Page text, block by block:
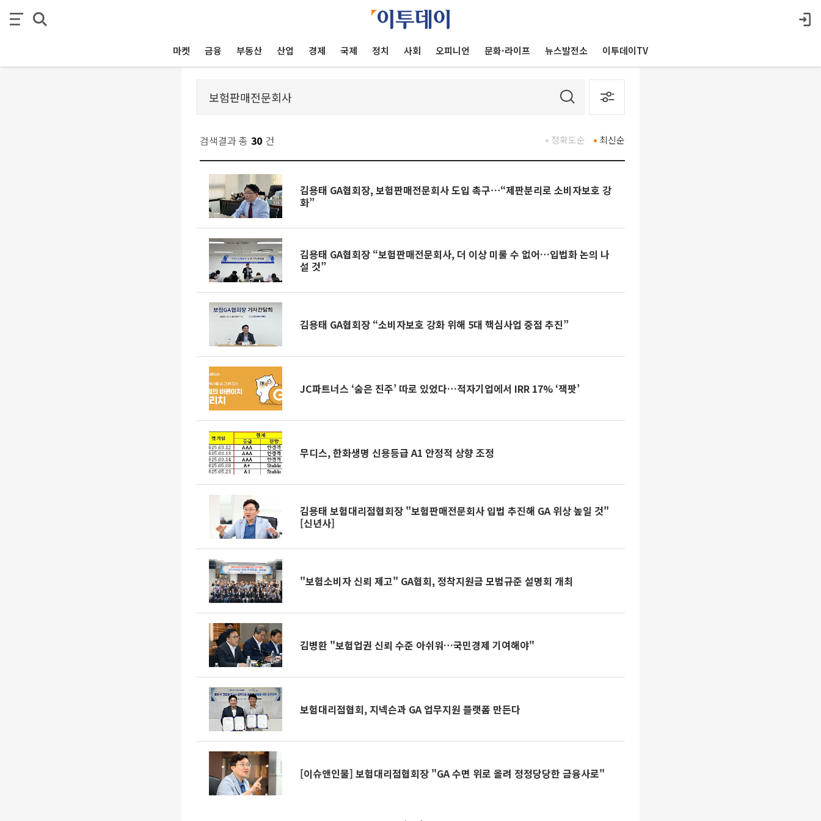
마켓 금융 부동산 산업 경제 국제 정치 사회 오피니언 문화·라이프 뉴스발전소 이투데이TV
검색결과 총 30 건 최신순
정확도순
김용태 GA협회장, 보험판매전문회사 도입 촉구⋯“제판분리로 소비자보호 강
화”
김용태 GA협회장 “보험판매전문회사, 더 이상 미룰 수 없어…입법화 논의 나
설 것”
김용태 GA협회장 “소비자보호 강화 위해 5대 핵심사업 중점 추진”
JC파트너스 ‘숨은 진주’ 따로 있었다…적자기업에서 IRR 17% ‘잭팟’
무디스, 한화생명 신용등급 A1 안정적 상향 조정
김용태 보험대리점협회장 "보험판매전문회사 입법 추진해 GA 위상 높일 것"
[신년사]
"보험소비자 신뢰 제고" GA협회, 정착지원금 모범규준 설명회 개최
김병환 "보험업권 신뢰 수준 아쉬워…국민경제 기여해야"
보험대리점협회, 지넥슨과 GA 업무지원 플랫폼 만든다
[이슈앤인물] 보험대리점협회장 "GA 수면 위로 올려 정정당당한 금융사로"